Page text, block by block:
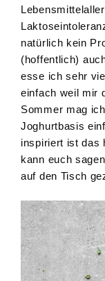
natürlich kein
(hoffentlich)
esse ich sehr
einfach weil mir
Sommer mag
Joghurtbasis
inspiriert ist das
kann euch
auf den Tisch